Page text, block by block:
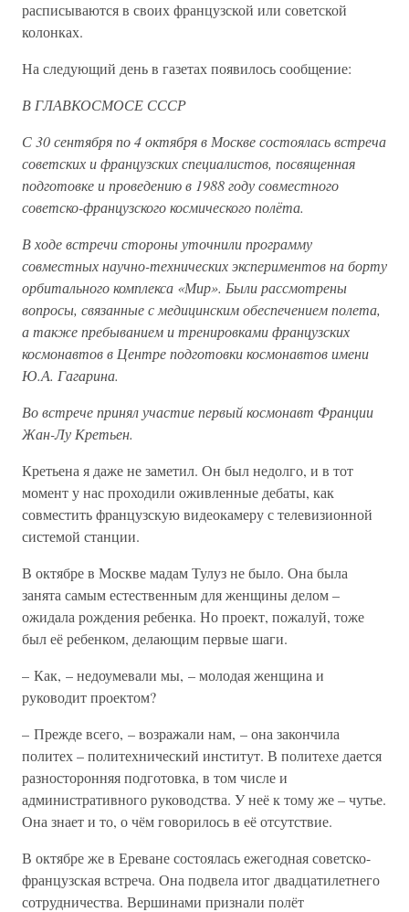
расписываются в своих французской или советской
колонках.
На следующий день в газетах появилось сообщение:
В ГЛАВКОСМОСЕ СССР
С 30 сентября по 4 октября в Москве состоялась встреча
советских и французских специалистов, посвященная
подготовке и проведению в 1988 году совместного
советско-французского космического полёта.
В ходе встречи стороны уточнили программу
совместных научно-технических экспериментов на борту
орбитального комплекса «Мир». Были рассмотрены
вопросы, связанные с медицинским обеспечением полета,
а также пребыванием и тренировками французских
космонавтов в Центре подготовки космонавтов имени
Ю.А. Гагарина.
Во встрече принял участие первый космонавт Франции
Жан-Лу Кретьен.
Кретьена я даже не заметил. Он был недолго, и в тот
момент у нас проходили оживленные дебаты, как
совместить французскую видеокамеру с телевизионной
системой станции.
В октябре в Москве мадам Тулуз не было. Она была
занята самым естественным для женщины делом –
ожидала рождения ребенка. Но проект, пожалуй, тоже
был её ребенком, делающим первые шаги.
– Как, – недоумевали мы, – молодая женщина и
руководит проектом?
– Прежде всего, – возражали нам, – она закончила
политех – политехнический институт. В политехе дается
разносторонняя подготовка, в том числе и
административного руководства. У неё к тому же – чутье.
Она знает и то, о чём говорилось в её отсутствие.
В октябре же в Ереване состоялась ежегодная советско-
французская встреча. Она подвела итог двадцатилетнего
сотрудничества. Вершинами признали полёт